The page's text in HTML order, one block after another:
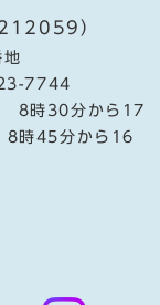
）
7744
8時30分から17
8時45分から16